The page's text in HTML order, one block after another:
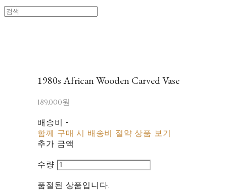
1980s African Wooden Carved Vase
189,000원
배송비 -
함께 구매 시 배송비 절약 상품 보기
추가 금액
수량
품절된 상품입니다.